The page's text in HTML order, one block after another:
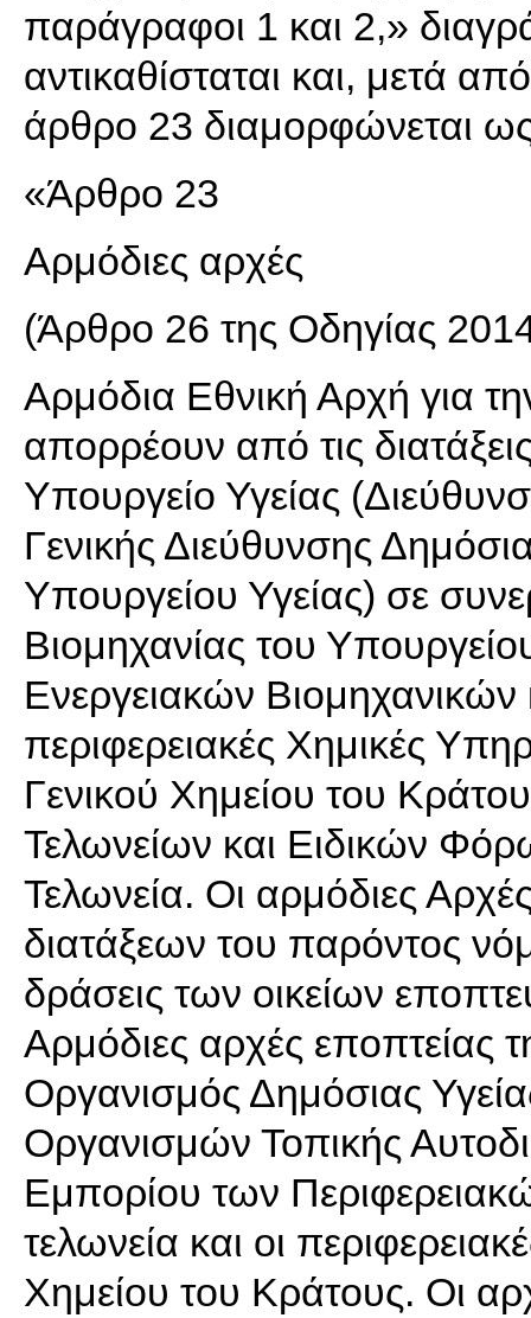
παράγραφοι 1 και 2,»
αντικαθίσταται και, μετά
άρθρο 23 διαμορφώνεται
«Άρθρο 23
Αρμόδιες αρχές
(Άρθρο 26 της Οδηγίας
Αρμόδια Εθνική Αρχή για
απορρέουν από τις
Υπουργείο Υγείας
Γενικής Διεύθυνσης
Υπουργείου Υγείας) σε
Βιομηχανίας του
Ενεργειακών Βιομηχανικών
περιφερειακές Χημικές
Γενικού Χημείου του
Τελωνείων και Ειδικών
Τελωνεία. Οι αρμόδιες
διατάξεων του παρόντος
δράσεις των οικείων
Αρμόδιες αρχές εποπτείας
Οργανισμός Δημόσιας
Οργανισμών Τοπικής
Εμπορίου των
τελωνεία και οι
Χημείου του Κράτους. Οι